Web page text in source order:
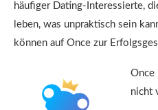
häufiger Dating-Interessierte,
leben, was unpraktisch sein
können auf Once zur
Once
nicht